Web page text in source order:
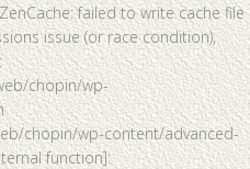
failed to write cache file
issue (or race condition),
chopin/wp-
chopin/wp-content/advanced-
function]: